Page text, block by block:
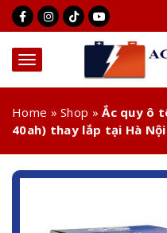
Home »Shop »Ắc quy ô
40ah) thay lắp tại Hà